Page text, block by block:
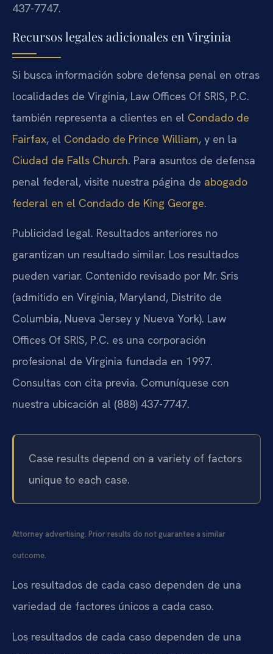
437-7747.
Recursos legales adicionales en Virginia
Si busca información sobre defensa penal en otras
localidades de Virginia, Law Offices Of SRIS, P.C.
también representa a clientes en el Condado de
Fairfax, el Condado de Prince William, y en la
Ciudad de Falls Church. Para asuntos de defensa
penal federal, visite nuestra página de abogado
federal en el Condado de King George.
Publicidad legal. Resultados anteriores no
garantizan un resultado similar. Los resultados
pueden variar. Contenido revisado por Mr. Sris
(admitido en Virginia, Maryland, Distrito de
Columbia, Nueva Jersey y Nueva York). Law
Offices Of SRIS, P.C. es una corporación
profesional de Virginia fundada en 1997.
Consultas con cita previa. Comuníquese con
nuestra ubicación al (888) 437-7747.
Case results depend on a variety of factors
unique to each case.
Attorney advertising. Prior results do not guarantee a similar
outcome.
Los resultados de cada caso dependen de una
variedad de factores únicos a cada caso.
Los resultados de cada caso dependen de una